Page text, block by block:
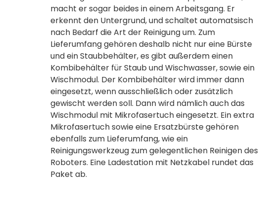
macht er sogar beides in einem Arbeitsgang. Er
erkennt den Untergrund, und schaltet automatsisch
nach Bedarf die Art der Reinigung um. Zum
Lieferumfang gehören deshalb nicht nur eine Bürste
und ein Staubbehälter, es gibt außerdem einen
Kombibehälter für Staub und Wischwasser, sowie ein
Wischmodul. Der Kombibehälter wird immer dann
eingesetzt, wenn ausschließlich oder zusätzlich
gewischt werden soll. Dann wird nämlich auch das
Wischmodul mit Mikrofasertuch eingesetzt. Ein extra
Mikrofasertuch sowie eine Ersatzbürste gehören
ebenfalls zum Lieferumfang, wie ein
Reinigungswerkzeug zum gelegentlichen Reinigen des
Roboters. Eine Ladestation mit Netzkabel rundet das
Paket ab.